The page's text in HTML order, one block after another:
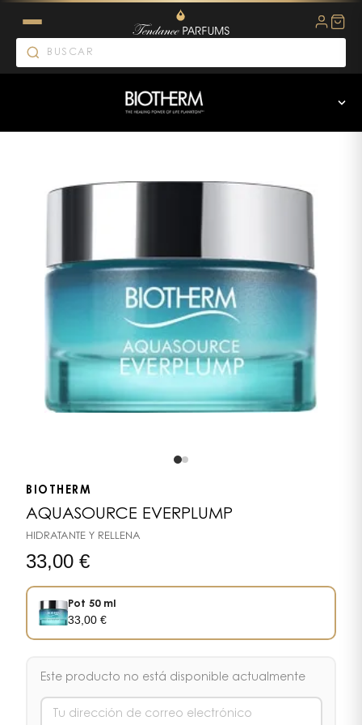
BIOTHERM
AQUASOURCE EVERPLUMP
HIDRATANTE Y RELLENA
33,00 €
Pot 50 ml
33,00€
Este producto no está disponible actualmente